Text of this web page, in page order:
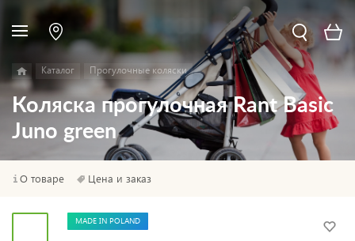
Каталог Прогулочные коляски
Коляска прогулочная Rant Basic
Juno green
О товаре Цена и заказ
MADE IN POLAND